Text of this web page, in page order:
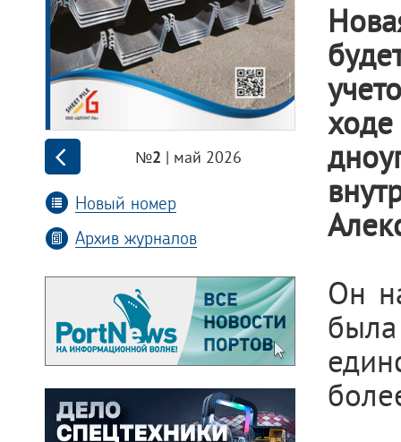
№2 | май 2026
Новый номер
Архив журналов
Он